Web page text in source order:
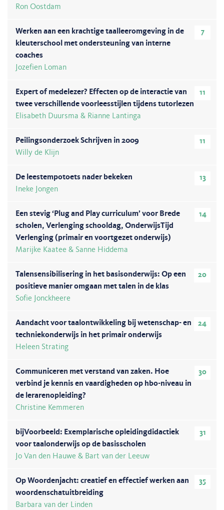
Ron Oostdam
7
Werken aan een krachtige taalleeromgeving in de
kleuterschool met ondersteuning van interne
coaches
Jozefien Loman
11
Expert of medelezer? Effecten op de interactie van
twee verschillende voorleesstijlen tijdens tutorlezen
Elisabeth Duursma & Rianne Lantinga
11
Peilingsonderzoek Schrijven in 2009
Willy de Klijn
13
De leestempotoets nader bekeken
Ineke Jongen
14
Een stevig ‘Plug and Play curriculum’ voor Brede
scholen, Verlenging schooldag, OnderwijsTijd
Verlenging (primair en voortgezet onderwijs)
Marijke Kaatee & Sanne Hiddema
20
Talensensibilisering in het basisonderwijs: Op een
positieve manier omgaan met talen in de klas
Sofie Jonckheere
24
Aandacht voor taalontwikkeling bij wetenschap- en
techniekonderwijs in het primair onderwijs
Heleen Strating
30
Communiceren met verstand van zaken. Hoe
verbind je kennis en vaardigheden op hbo-niveau in
de lerarenopleiding?
Christine Kemmeren
31
bijVoorbeeld: Exemplarische opleidingdidactiek
voor taalonderwijs op de basisscholen
Jo Van den Hauwe & Bart van der Leeuw
35
Op Woordenjacht: creatief en effectief werken aan
woordenschatuitbreiding
Barbara van der Linden